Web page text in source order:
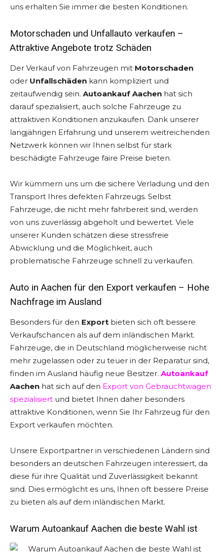
uns erhalten Sie immer die besten Konditionen.
Motorschaden und Unfallauto verkaufen –
Attraktive Angebote trotz Schäden
Der Verkauf von Fahrzeugen mit Motorschaden
oder Unfallschäden kann kompliziert und
zeitaufwendig sein. Autoankauf Aachen hat sich
darauf spezialisiert, auch solche Fahrzeuge zu
attraktiven Konditionen anzukaufen. Dank unserer
langjährigen Erfahrung und unserem weitreichenden
Netzwerk können wir Ihnen selbst für stark
beschädigte Fahrzeuge faire Preise bieten.
Wir kümmern uns um die sichere Verladung und den
Transport Ihres defekten Fahrzeugs. Selbst
Fahrzeuge, die nicht mehr fahrbereit sind, werden
von uns zuverlässig abgeholt und bewertet. Viele
unserer Kunden schätzen diese stressfreie
Abwicklung und die Möglichkeit, auch
problematische Fahrzeuge schnell zu verkaufen.
Auto in Aachen für den Export verkaufen – Hohe
Nachfrage im Ausland
Besonders für den Export bieten sich oft bessere
Verkaufschancen als auf dem inländischen Markt.
Fahrzeuge, die in Deutschland möglicherweise nicht
mehr zugelassen oder zu teuer in der Reparatur sind,
finden im Ausland häufig neue Besitzer. Autoankauf
Aachen hat sich auf den Export von Gebrauchtwagen
spezialisiert und bietet Ihnen daher besonders
attraktive Konditionen, wenn Sie Ihr Fahrzeug für den
Export verkaufen möchten.
Unsere Exportpartner in verschiedenen Ländern sind
besonders an deutschen Fahrzeugen interessiert, da
diese für ihre Qualität und Zuverlässigkeit bekannt
sind. Dies ermöglicht es uns, Ihnen oft bessere Preise
zu bieten als auf dem inländischen Markt.
Warum Autoankauf Aachen die beste Wahl ist